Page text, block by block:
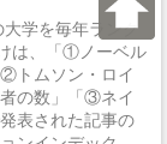
学を毎年ランク
は、「①ノーベル
トムソン・ロイ
の数」「③ネイ
表された記事の